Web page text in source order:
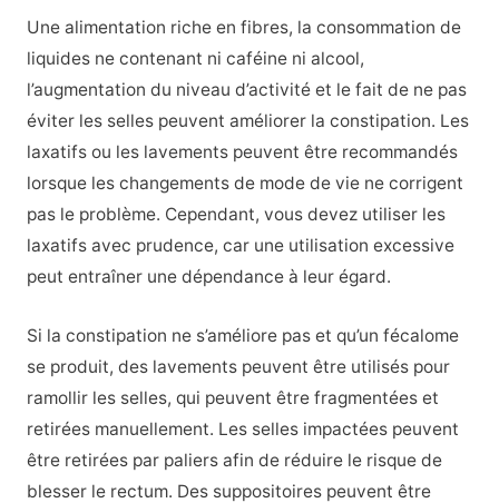
Une alimentation riche en fibres, la consommation de
liquides ne contenant ni caféine ni alcool,
l’augmentation du niveau d’activité et le fait de ne pas
éviter les selles peuvent améliorer la constipation. Les
laxatifs ou les lavements peuvent être recommandés
lorsque les changements de mode de vie ne corrigent
pas le problème. Cependant, vous devez utiliser les
laxatifs avec prudence, car une utilisation excessive
peut entraîner une dépendance à leur égard.
Si la constipation ne s’améliore pas et qu’un fécalome
se produit, des lavements peuvent être utilisés pour
ramollir les selles, qui peuvent être fragmentées et
retirées manuellement. Les selles impactées peuvent
être retirées par paliers afin de réduire le risque de
blesser le rectum. Des suppositoires peuvent être